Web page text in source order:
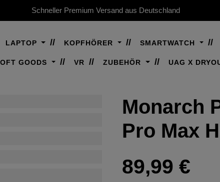
Schneller Premium Versand aus Deutschland
LAPTOP KOPFHÖRER SMARTWATCH
GOODS VR ZUBEHÖR UAG X
Monarch
Pro Max
Regulärer Preis:
89,99 €